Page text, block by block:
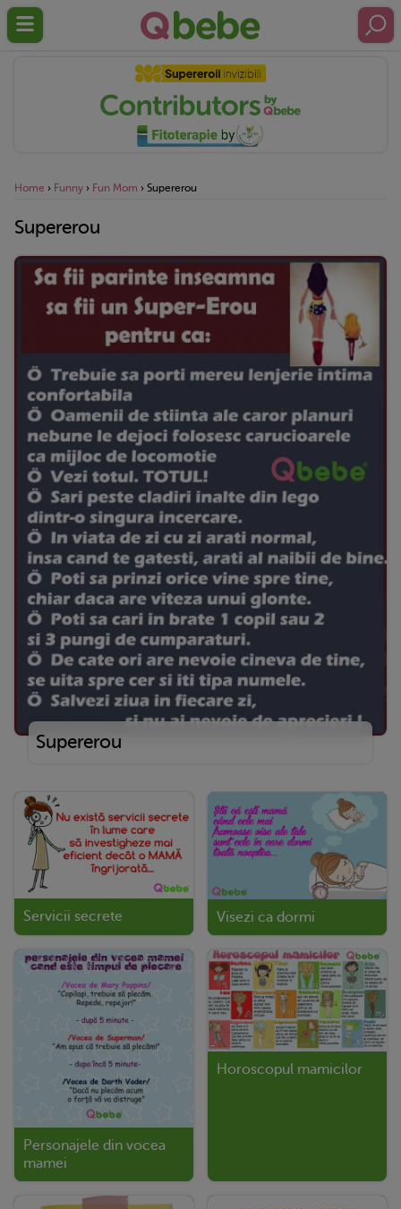
Home › Funny › Fun Mom › Supererou
Supererou
Supererou
Servicii secrete Visezi ca dormi
Personajele din vocea
mamei
Horoscopul mamicilor